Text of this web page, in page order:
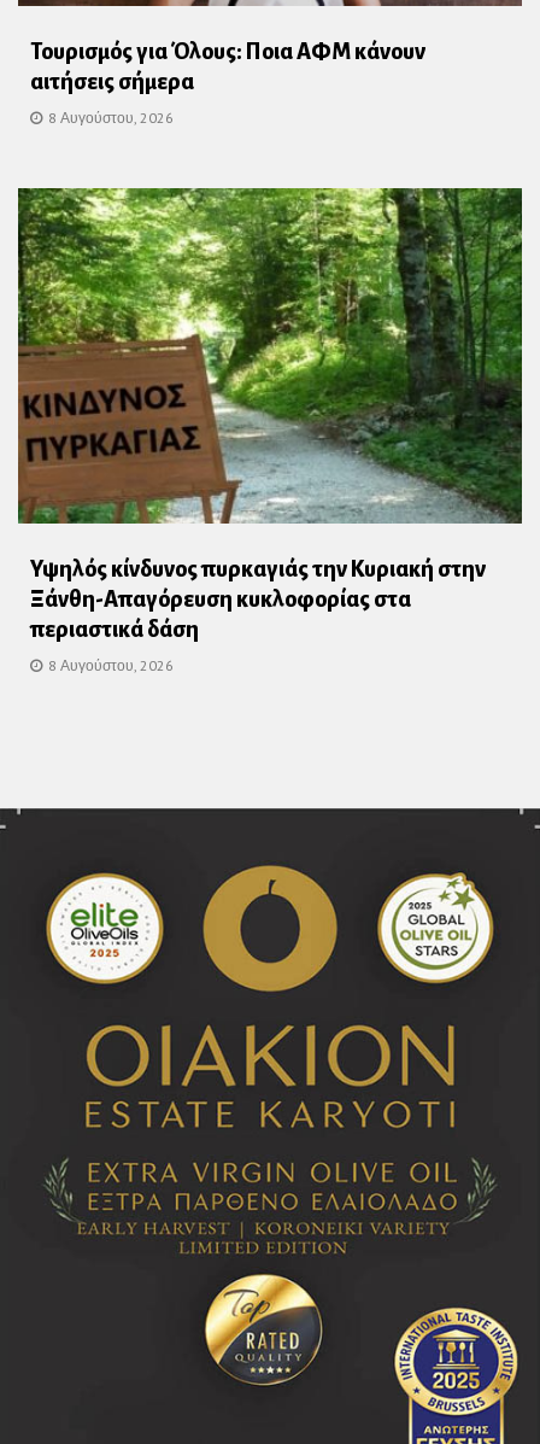
Τουρισμός για Όλους: Ποια ΑΦΜ κάνουν
αιτήσεις σήμερα
8 Αυγούστου, 2026
Υψηλός κίνδυνος πυρκαγιάς την Κυριακή στην
Ξάνθη-Απαγόρευση κυκλοφορίας στα
περιαστικά δάση
8 Αυγούστου, 2026